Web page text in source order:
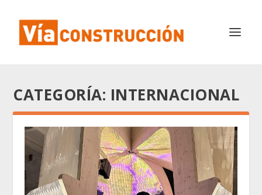
CATEGORÍA: INTERNACIONAL